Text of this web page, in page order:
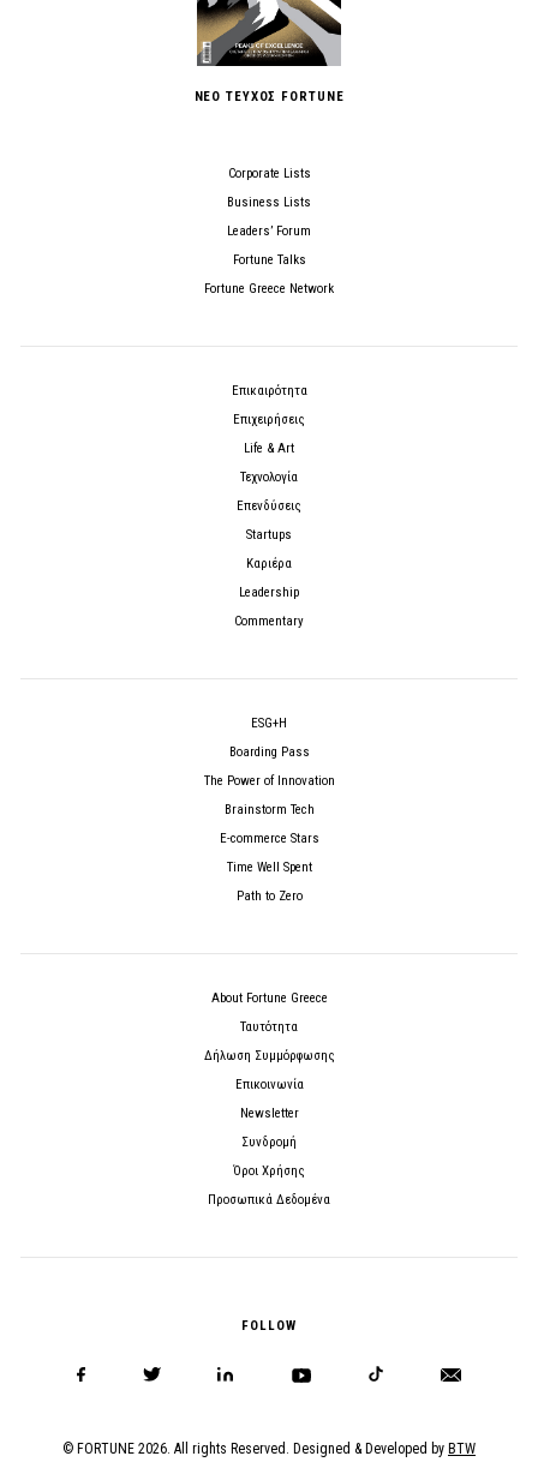
ΝΕΟ ΤΕΥΧΟΣ FORTUNE
Corporate Lists
Business Lists
Leaders’ Forum
Fortune Talks
Fortune Greece Network
Επικαιρότητα
Επιχειρήσεις
Life & Art
Τεχνολογία
Επενδύσεις
Startups
Καριέρα
Leadership
Commentary
ESG+H
Boarding Pass
The Power of Innovation
Brainstorm Tech
E-commerce Stars
Time Well Spent
Path to Zero
About Fortune Greece
Ταυτότητα
Δήλωση Συμμόρφωσης
Επικοινωνία
Newsletter
Συνδρομή
Όροι Χρήσης
Προσωπικά Δεδομένα
FOLLOW
© FORTUNE 2026. All rights Reserved. Designed & Developed by BTW